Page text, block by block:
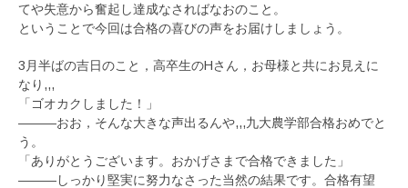
てや失意から奮起し達成なさればなおのこと。
ということで今回は合格の喜びの声をお届けしましょう。
3月半ばの吉日のこと，高卒生のHさん，お母様と共にお見えに
なり,,,
「ゴオカクしました！」
―――おお，そんな大きな声出るんや,,,九大農学部合格おめでと
う。
「ありがとうございます。おかげさまで合格できました」
―――しっかり堅実に努力なさった当然の結果です。合格有望